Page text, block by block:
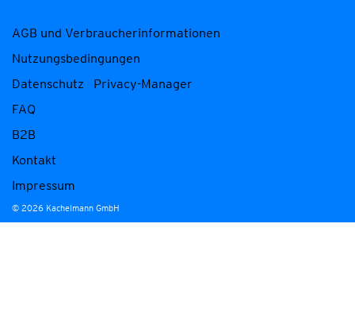
AGB und Verbraucherinformationen
Nutzungsbedingungen
Datenschutz
Privacy-Manager
FAQ
B2B
Kontakt
Impressum
© 2026 Kachelmann GmbH